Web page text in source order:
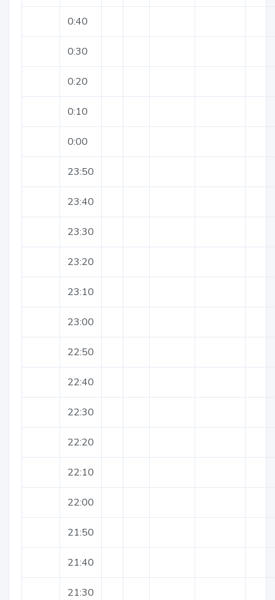
0:40
0:30
0:20
0:10
0:00
23:50
23:40
23:30
23:20
23:10
23:00
22:50
22:40
22:30
22:20
22:10
22:00
21:50
21:40
21:30